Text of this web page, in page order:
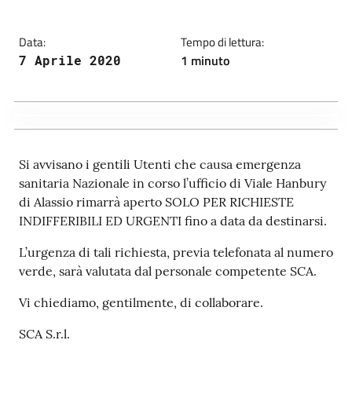
Data:
7 Aprile 2020
Tempo di lettura:
1 minuto
Si avvisano i gentili Utenti che causa emergenza
sanitaria Nazionale in corso l’ufficio di Viale Hanbury
di Alassio rimarrà aperto SOLO PER RICHIESTE
INDIFFERIBILI ED URGENTI fino a data da destinarsi.
L’urgenza di tali richiesta, previa telefonata al numero
verde, sarà valutata dal personale competente SCA.
Vi chiediamo, gentilmente, di collaborare.
SCA S.r.l.